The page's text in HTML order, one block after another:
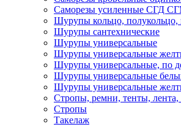
Саморезы усиленные СГД
Шурупы кольцо, полукольцо,
Шурупы сантехнические
Шурупы универсальные
Шурупы универсальные
Шурупы универсальные, по
Шурупы универсальные
Шурупы универсальные
Стропы, ремни, тенты, лента,
Стропы
Такелаж